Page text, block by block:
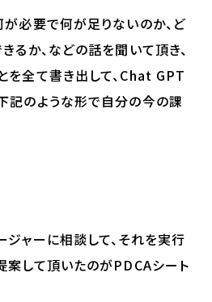
が必要で何が足りないのか、ど
るか、などの話を聞いて頂き、
を全て書き出して、Chat GPT
記のような形で自分の今の課
ャーに相談して、それを実行
案して頂いたのがPDCAシート